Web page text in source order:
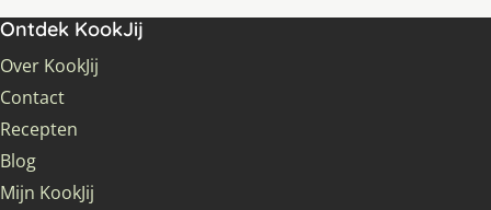
Ontdek KookJij
Over KookJij
Contact
Recepten
Blog
Mijn KookJij